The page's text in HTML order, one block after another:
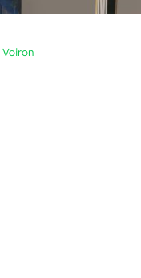
Voiron